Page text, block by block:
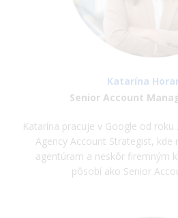
Katarína
Senior Account
Katarína pracuje v Google od roku
Agency Account Strategist, kde
agentúram a neskôr firemným
pôsobí ako Senior